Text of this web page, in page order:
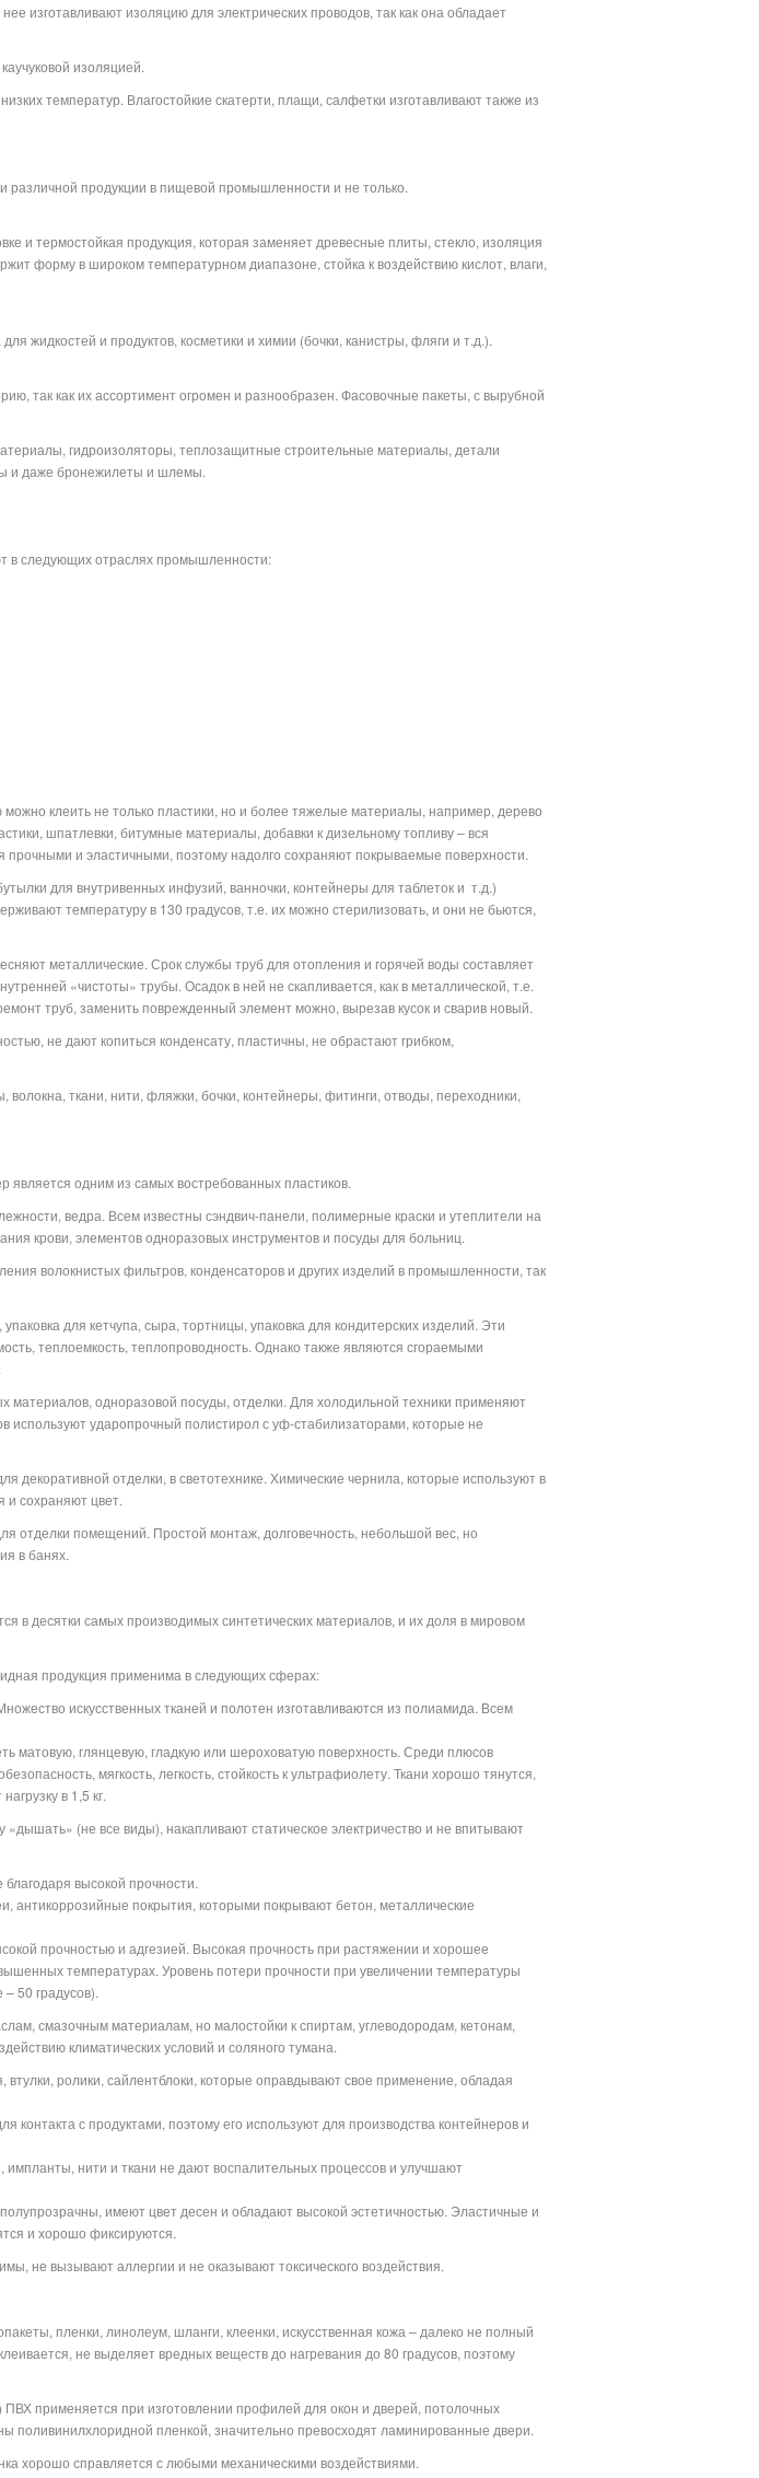
изготавливают изоляцию для электрических проводов, так как она обладает
изоляцией.
температур. Влагостойкие скатерти, плащи, салфетки изготавливают также из
различной продукции в пищевой промышленности и не только.
и термостойкая продукция, которая заменяет древесные плиты, стекло, изоляция
форму в широком температурном диапазоне, стойка к воздействию кислот, влаги,
жидкостей и продуктов, косметики и химии (бочки, канистры, фляги и т.д.).
так как их ассортимент огромен и разнообразен. Фасовочные пакеты, с вырубной
гидроизоляторы, теплозащитные строительные материалы, детали
и даже бронежилеты и шлемы.
в следующих отраслях промышленности:
клеить не только пластики, но и более тяжелые материалы, например, дерево
шпатлевки, битумные материалы, добавки к дизельному топливу – вся
и эластичными, поэтому надолго сохраняют покрываемые поверхности.
для внутривенных инфузий, ванночки, контейнеры для таблеток и т.д.)
температуру в 130 градусов, т.е. их можно стерилизовать, и они не бьются,
металлические. Срок службы труб для отопления и горячей воды составляет
«чистоты» трубы. Осадок в ней не скапливается, как в металлической, т.е.
труб, заменить поврежденный элемент можно, вырезав кусок и сварив новый.
не дают копиться конденсату, пластичны, не обрастают грибком,
ткани, нити, фляжки, бочки, контейнеры, фитинги, отводы, переходники,
одним из самых востребованных пластиков.
ведра. Всем известны сэндвич-панели, полимерные краски и утеплители на
крови, элементов одноразовых инструментов и посуды для больниц.
волокнистых фильтров, конденсаторов и других изделий в промышленности, так
для кетчупа, сыра, тортницы, упаковка для кондитерских изделий. Эти
теплоемкость, теплопроводность. Однако также являются сгораемыми
одноразовой посуды, отделки. Для холодильной техники применяют
ударопрочный полистирол с уф-стабилизаторами, которые не
отделки, в светотехнике. Химические чернила, которые используют в
и сохраняют цвет.
отделки помещений. Простой монтаж, долговечность, небольшой вес, но
в банях.
десятки самых производимых синтетических материалов, и их доля в мировом
продукция применима в следующих сферах:
искусственных тканей и полотен изготавливаются из полиамида. Всем
матовую, глянцевую, гладкую или шероховатую поверхность. Среди плюсов
мягкость, легкость, стойкость к ультрафиолету. Ткани хорошо тянутся,
в 1,5 кг.
(не все виды), накапливают статическое электричество и не впитывают
высокой прочности.
антикоррозийные покрытия, которыми покрывают бетон, металлические
прочностью и адгезией. Высокая прочность при растяжении и хорошее
температурах. Уровень потери прочности при увеличении температуры
50 градусов).
смазочным материалам, но малостойки к спиртам, углеводородам, кетонам,
климатических условий и соляного тумана.
ролики, сайлентблоки, которые оправдывают свое применение, обладая
с продуктами, поэтому его используют для производства контейнеров и
нити и ткани не дают воспалительных процессов и улучшают
имеют цвет десен и обладают высокой эстетичностью. Эластичные и
и хорошо фиксируются.
не вызывают аллергии и не оказывают токсического воздействия.
пленки, линолеум, шланги, клеенки, искусственная кожа – далеко не полный
не выделяет вредных веществ до нагревания до 80 градусов, поэтому
ПВХ применяется при изготовлении профилей для окон и дверей, потолочных
поливинилхлоридной пленкой, значительно превосходят ламинированные двери.
хорошо справляется с любыми механическими воздействиями.